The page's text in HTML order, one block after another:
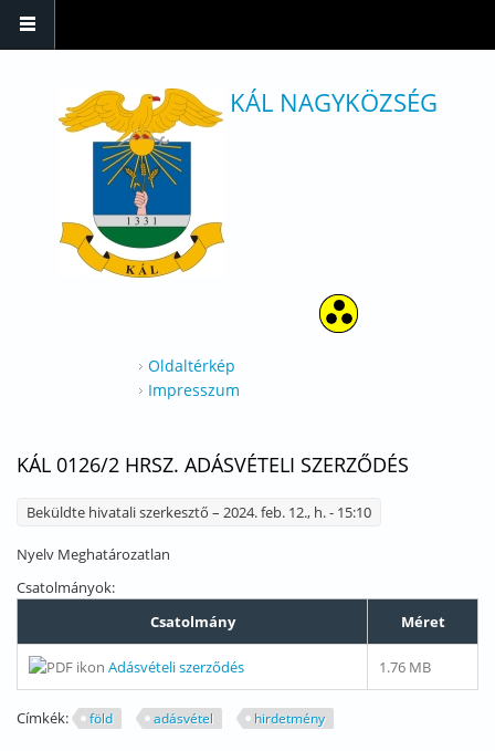
KÁL NAGYKÖZSÉG
Oldaltérkép
Impresszum
KÁL 0126/2 HRSZ. ADÁSVÉTELI SZERZŐDÉS
Beküldte hivatali szerkesztő – 2024. feb. 12., h. - 15:10
Nyelv Meghatározatlan
Csatolmányok:
Csatolmány
Méret
Adásvételi szerződés 1.76 MB
Címkék: föld adásvétel hirdetmény